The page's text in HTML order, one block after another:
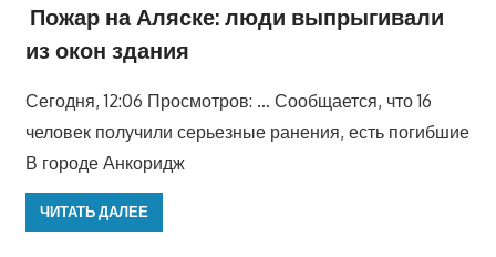
Пожар на Аляске: люди выпрыгивали
из окон здания
Сегодня, 12:06 Просмотров: … Сообщается, что 16
человек получили серьезные ранения, есть погибшие
В городе Анкоридж
ЧИТАТЬ ДАЛЕЕ